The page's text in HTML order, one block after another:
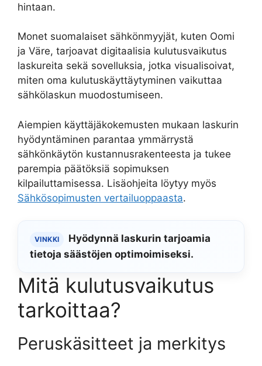
hintaan.
Monet suomalaiset sähkönmyyjät, kuten Oomi
ja Väre, tarjoavat digitaalisia kulutusvaikutus
laskureita sekä sovelluksia, jotka visualisoivat,
miten oma kulutuskäyttäytyminen vaikuttaa
sähkölaskun muodostumiseen.
Aiempien käyttäjäkokemusten mukaan laskurin
hyödyntäminen parantaa ymmärrystä
sähkönkäytön kustannusrakenteesta ja tukee
parempia päätöksiä sopimuksen
kilpailuttamisessa. Lisäohjeita löytyy myös
Sähkösopimusten vertailuoppaasta.
VINKKI
Hyödynnä laskurin tarjoamia
tietoja säästöjen optimoimiseksi.
Mitä kulutusvaikutus
tarkoittaa?
Peruskäsitteet ja merkitys